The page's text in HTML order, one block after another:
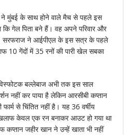
मुंबई के साथ होने वाले मैच से पहले इस
कि गेल पिता बने हैं। वह अपने परिवार और
सरफराज ने आईपीएल के इस सत्र के पहले
10 गेंदों में 35 रनों की पारी खेल सबका
बल्लेबाज अभी तक इस साल
नहीं कर पाया है लेकिन आरसीबी कप्तान
से चिंतित नहीं है। यह 36 वर्षीय
केवल एक रन बनाकर आउट हो गया था
जहीर खान ने उन्हें खाता भी नहीं